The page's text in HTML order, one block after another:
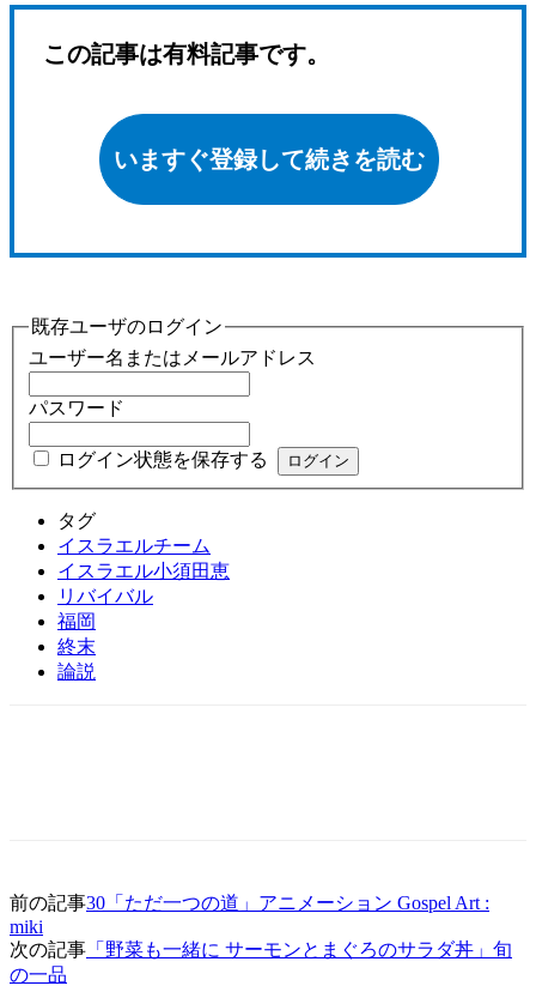
この記事は有料記事です。
いますぐ登録して続きを読む
既存ユーザのログイン
ユーザー名またはメールアドレス
パスワード
ログイン状態を保存する
タグ
イスラエルチーム
イスラエル小須田恵
リバイバル
福岡
終末
論説
前の記事30「ただ一つの道」アニメーション Gospel Art :
miki
次の記事 「野菜も一緒に サーモンとまぐろのサラダ丼」旬
の一品